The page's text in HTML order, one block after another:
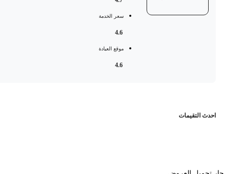
سعر الخدمة
موقع العيادة
التقيمات